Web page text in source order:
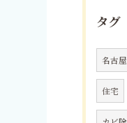
タグ
名古屋
住宅